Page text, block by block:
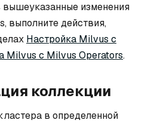
изменения
выполните действия,
Настройка Milvus с
Milvus с Milvus Operators.
коллекции
в определенной